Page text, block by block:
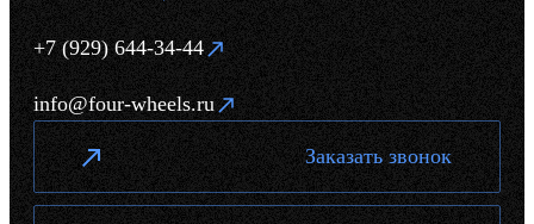
+7 (929) 644-34-44
info@four-wheels.ru
Заказать звонок